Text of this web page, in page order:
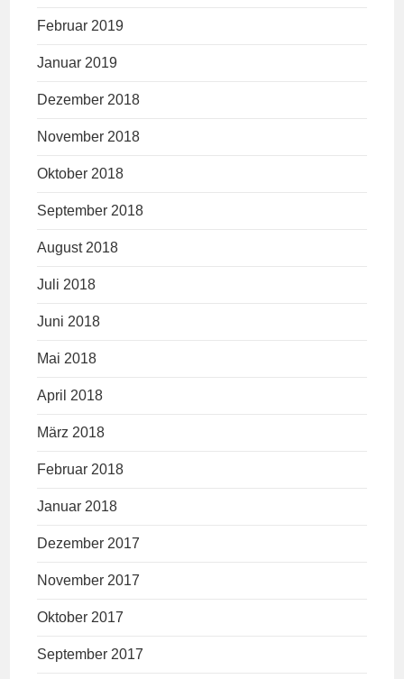
Februar 2019
Januar 2019
Dezember 2018
November 2018
Oktober 2018
September 2018
August 2018
Juli 2018
Juni 2018
Mai 2018
April 2018
März 2018
Februar 2018
Januar 2018
Dezember 2017
November 2017
Oktober 2017
September 2017